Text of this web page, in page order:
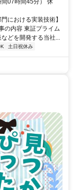
07時間45分） 休
における実装技術】
の内容 東証プライム
どを開発する当社...
土日祝休み